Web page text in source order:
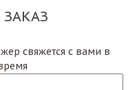
свяжется с вами в